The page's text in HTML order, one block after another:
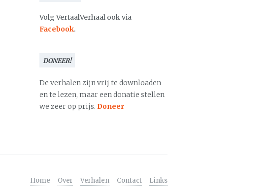
Volg VertaalVerhaal ook via
Facebook.
DONEER!
De verhalen zijn vrij te downloaden
en te lezen, maar een donatie stellen
we zeer op prijs. Doneer
Home Over Verhalen Contact Links